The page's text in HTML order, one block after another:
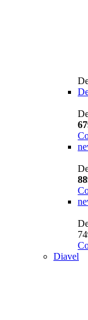
Diavel